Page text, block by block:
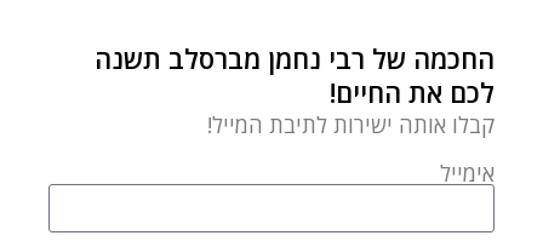
החכמה של רבי נחמן מברסלב תשנה
לכם את החיים!
קבלו אותה ישירות לתיבת המייל!
אימייל